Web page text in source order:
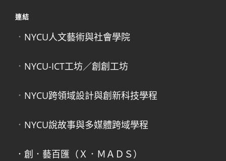
連結
． NYCU人文藝術與社會學院
． NYCU-ICT工坊／創創工坊
． NYCU跨領域設計與創新科技學程
． NYCU說故事與多媒體跨域學程
．創．藝百匯（Ｘ．ＭＡＤＳ）